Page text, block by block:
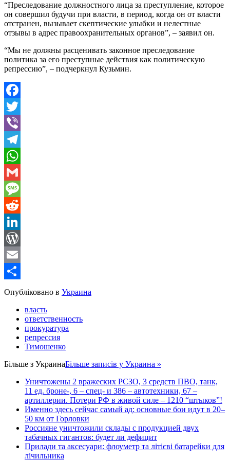
“Преследование должностного лица за преступление, которое
он совершил будучи при власти, в период, когда он от власти
отстранен, вызывает скептические улыбки и нелестные
отзывы в адрес правоохранительных органов”, – заявил он.
“Мы не должны расценивать законное преследование
политика за его преступные действия как политическую
репрессию”, – подчеркнул Кузьмин.
Facebook
Twitter
Viber
Telegram
WhatsApp
Gmail
Message
Reddit
LinkedIn
WordPress
Email
Share
Опубліковано в Украина
власть
ответственность
прокуратура
репрессия
Тимошенко
Більше з УкраинаБільше записів у Украина »
Уничтожены 2 вражеских РСЗО, 3 средств ПВО, танк,
11 ед. броне-, 6 – спец- и 386 – автотехники, 67 –
артиллерии. Потери РФ в живой силе – 1210 “штыков”!
Именно здесь сейчас самый ад: основные бои идут в 20–
50 км от Горловки
Россияне уничтожили склады с продукцией двух
табачных гигантов: будет ли дефицит
Прилади та аксесуари: флоуметр та літієві батарейки для
лічильника